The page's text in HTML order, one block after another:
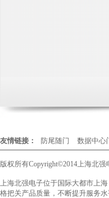
友情链接： 防尾随门 数据中心
版权所有Copyright©2014上海北强
上海北强电子位于国际大都市上海
格把关产品质量，不断提升服务